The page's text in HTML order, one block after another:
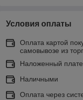
Условия оплаты
Оплата картой
самовывозе из
Наложенный
Наличными
Оплата через